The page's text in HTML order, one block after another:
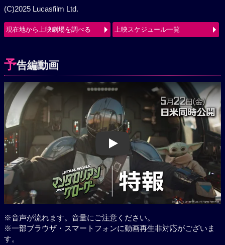
(C)2025 Lucasfilm Ltd.
現在地から上映劇場を調べる 上映スケジュール一覧
予告編動画
Play
※音声が流れます。音量にご注意ください。
※一部ブラウザ・スマートフォンに動画再生非対応がございま
す。